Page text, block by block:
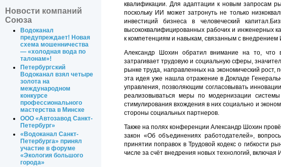
Новости компаний
Союза
Водоканал
предупреждает! Новая
схема мошенничества
— «холодная вода по
талонам»!
Петербургский
Водоканал взял четыре
золота на
международном
конкурсе
профессионального
мастерства в Минске
ООО «Автозавод Санкт-
Петербург»
«Водоканал Санкт-
Петербурга» принял
участие в форуме
«Экология большого
города»
квалификации. Для адаптации к новым запросам
поскольку ИИ может затронуть не только
инвестиций бизнеса в человеческий
высококвалифицированных рабочих и инженерных
к компетенциям и навыкам, связанным с
Александр Шохин обратил внимание на то, что
затрагивает трудовую и социальную сферы,
рынке труда, направленных на экономический
эта идея уже нашла отражение в Докладе
управления, позволяющим согласовывать
реализовываться меры по модернизации
стимулирования вхождения в них социально и
стороны социальных партнеров.
Также на полях конференции Александр Шохин
закон «Об объединениях работодателей»,
принятии поправок в Трудовой кодекс о гибкости
числе за счёт внедрения новых технологий, включая